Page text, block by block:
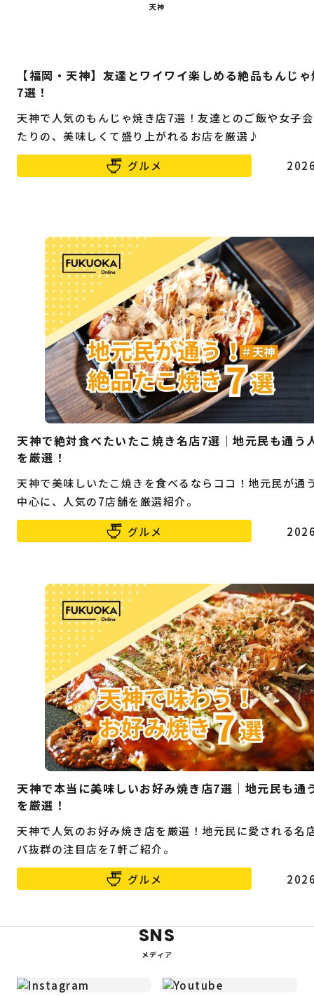
天神
【福岡・天神】友達とワイワイ楽しめる絶品もんじ
7選！
天神で人気のもんじゃ焼き店7選！友達とのご飯や女子
たりの、美味しくて盛り上がれるお店を厳選♪
グルメ
天神で絶対食べたいたこ焼き名店7選｜地元民も通う
を厳選！
天神で美味しいたこ焼きを食べるならココ！地元民が通
中心に、人気の7店舗を厳選紹介。
グルメ
天神で本当に美味しいお好み焼き店7選｜地元民も通
を厳選！
天神で人気のお好み焼き店を厳選！地元民に愛される名
パ抜群の注目店を7軒ご紹介。
グルメ
SNS
メディア